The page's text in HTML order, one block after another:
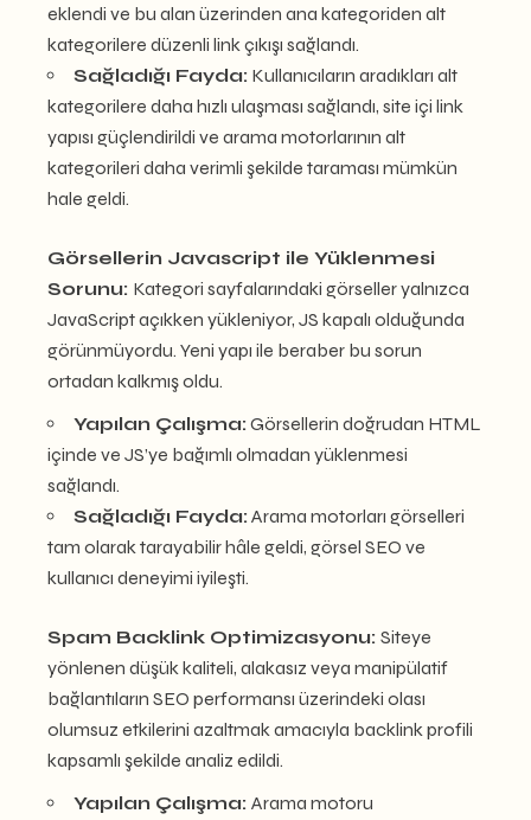
eklendi ve bu alan üzerinden ana kategoriden alt
kategorilere düzenli link çıkışı sağlandı.
Sağladığı Fayda: Kullanıcıların aradıkları alt
kategorilere daha hızlı ulaşması sağlandı, site içi link
yapısı güçlendirildi ve arama motorlarının alt
kategorileri daha verimli şekilde taraması mümkün
hale geldi.
Görsellerin Javascript ile Yüklenmesi
Sorunu: Kategori sayfalarındaki görseller yalnızca
JavaScript açıkken yükleniyor, JS kapalı olduğunda
görünmüyordu. Yeni yapı ile beraber bu sorun
ortadan kalkmış oldu.
Yapılan Çalışma: Görsellerin doğrudan HTML
içinde ve JS’ye bağımlı olmadan yüklenmesi
sağlandı.
Sağladığı Fayda: Arama motorları görselleri
tam olarak tarayabilir hâle geldi, görsel SEO ve
kullanıcı deneyimi iyileşti.
Spam Backlink Optimizasyonu:Siteye
yönlenen düşük kaliteli, alakasız veya manipülatif
bağlantıların SEO performansı üzerindeki olası
olumsuz etkilerini azaltmak amacıyla backlink profili
kapsamlı şekilde analiz edildi.
Yapılan Çalışma:Arama motoru